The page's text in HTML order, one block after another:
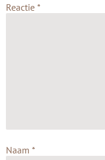
Reactie *
Naam *